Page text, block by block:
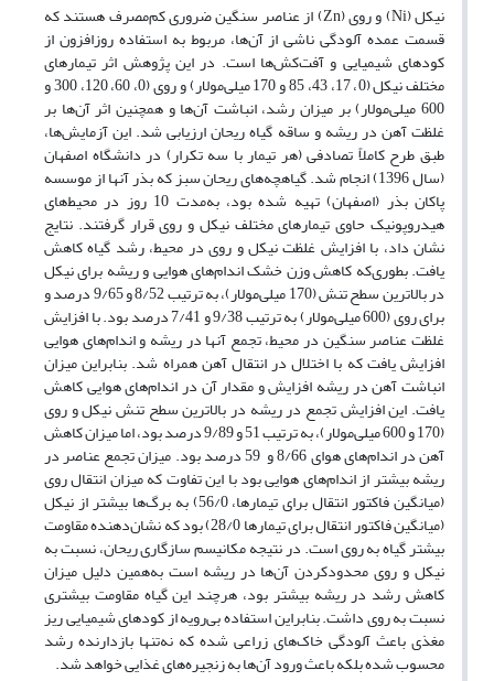
نیکل (Ni) و روی (Zn) از عناصر سنگین ضروری کم‌مصرف هستند که
قسمت عمده آلودگی ناشی از آن‌ها، مربوط به استفاده روزافزون از
کود‌های شیمیایی و آفت‌کش‌ها است. در این پژوهش اثر تیمارهای
مختلف نیکل (0، 17، 43، 85 و 170 میلی‌مولار) و روی (0، 60، 120، 300 و
600 میلی‌مولار) بر میزان رشد، انباشت آن‌ها و همچنین اثر آن‌ها بر
غلظت آهن در ریشه و ساقه گیاه ریحان ارزیابی شد. این آزمایش‌ها،
طبق طرح کاملاً تصادفی (هر تیمار با سه تکرار) در دانشگاه اصفهان
(سال 1396) انجام شد. گیاهچه‌های ریحان سبز که بذر آنها از موسسه
پاکان بذر (اصفهان) تهیه شده بود، به‌مدت 10 روز در محیط‌های
هیدروپونیک حاوی تیمارهای مختلف نیکل و روی قرار گرفتند. نتایج
نشان داد، با افزایش غلظت نیکل و روی در محیط، رشد گیاه کاهش
یافت. بطوری‌که‌ کاهش وزن خشک اندام‌های هوایی و ریشه برای نیکل
در بالاترین سطح تنش (170 میلی‌مولار)، به ترتیب 8/52 و 9/65 درصد و
برای روی (600 میلی‌مولار) به ترتیب 9/38 و 7/41 درصد بود. با افزایش
غلظت عناصر سنگین در محیط، تجمع آنها در ریشه و اندام‌های هوایی
افزایش یافت که با اختلال در انتقال آهن همراه شد. بنابراین میزان
انباشت آهن در ریشه افزایش و مقدار آن در اندام‌های هوایی کاهش
یافت. این افزایش تجمع در ریشه در بالاترین سطح تنش نیکل و روی
(170 و 600 میلی‌مولار)، به ترتیب 51 و 9/89 درصد بود، اما میزان کاهش
آهن در اندام‌های هوای 8/66 و 59 درصد بود. میزان تجمع عناصر در
ریشه بیشتر از اندام‌های هوایی بود با این تفاوت که میزان انتقال روی
(میانگین فاکتور انتقال برای تیمارها، 56/0) به برگ‌ها بیشتر از نیکل
(میانگین فاکتور انتقال برای تیمارها 28/0) بود که نشان‌دهنده مقاومت
بیشتر گیاه به روی است. در نتیجه مکانیسم‌ سازگاری ریحان، نسبت به
نیکل و روی محدودکردن آن‌ها در ریشه است به‌همین دلیل میزان
کاهش رشد در ریشه بیشتر بود، هرچند این گیاه مقاومت بیشتری
نسبت به روی داشت. بنابراین استفاده بی‌رویه از کودهای شیمیایی ریز
مغذی باعث آلودگی خاک‌های زراعی شده که نه‌تنها بازدارنده رشد
محسوب شده بلکه باعث ورود آن‌ها به زنجیره‌های غذایی خواهد شد.